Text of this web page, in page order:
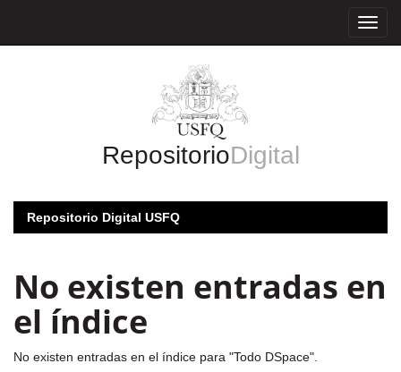
RepositorioDigital
Repositorio Digital USFQ
No existen entradas en
el índice
No existen entradas en el índice para "Todo DSpace".